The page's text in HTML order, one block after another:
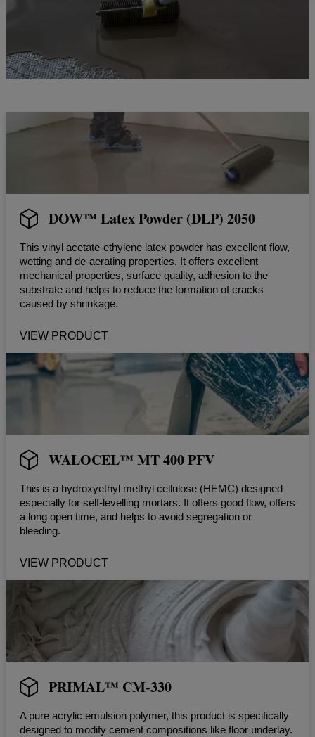
DOW™ Latex Powder (DLP) 2050
This vinyl acetate-ethylene latex powder has excellent flow,
wetting and de-aerating properties. It offers excellent
mechanical properties, surface quality, adhesion to the
substrate and helps to reduce the formation of cracks
caused by shrinkage.
VIEW PRODUCT
WALOCEL™ MT 400 PFV
This is a hydroxyethyl methyl cellulose (HEMC) designed
especially for self-levelling mortars. It offers good flow, offers
a long open time, and helps to avoid segregation or
bleeding.
VIEW PRODUCT
PRIMAL™ CM-330
A pure acrylic emulsion polymer, this product is specifically
designed to modify cement compositions like floor underlay.